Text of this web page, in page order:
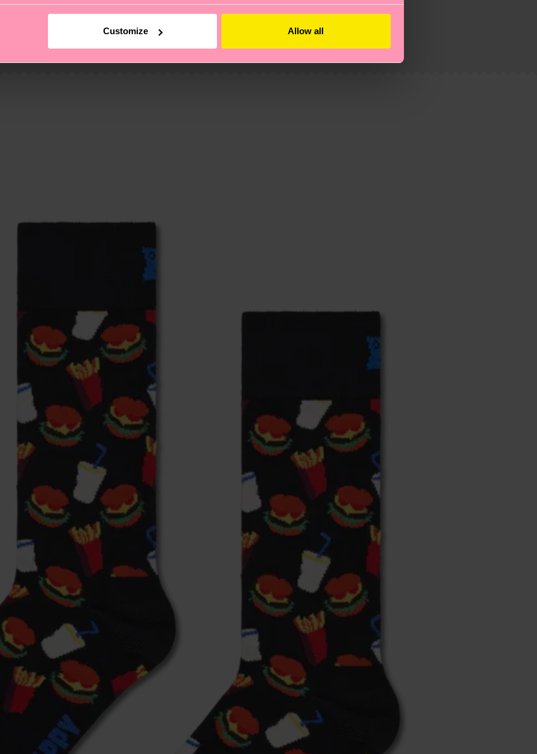
Customize Allow all
Polyamide, 1% Elastane
– es geht auch um eine ethische Lieferkette, die Reduzierung von Emissionen, die richtige Pflege von
Tipps und Tricks findest du auf unserer
Nachhaltigkeitsseite
unsere länderspezifische Versandübersicht findest du hier. Die Lieferzeit beginnt sobald deine Bestellung
einen Richtwert handelt und die genaue Lieferzeit von der lokalen Post in deinem Land abhängt.